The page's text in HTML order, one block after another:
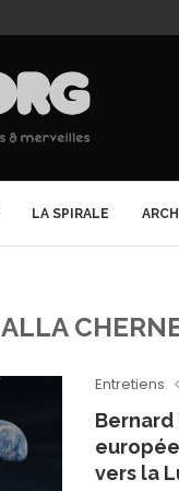
LA SPIRALE
ALLA
Entretiens
vers la